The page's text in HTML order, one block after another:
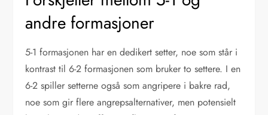
andre formasjoner
5-1 formasjonen har en dedikert setter, noe som står i
kontrast til 6-2 formasjonen som bruker to settere. I en
6-2 spiller setterne også som angripere i bakre rad,
noe som gir flere angrepsalternativer, men potensielt